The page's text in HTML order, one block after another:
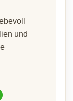
und